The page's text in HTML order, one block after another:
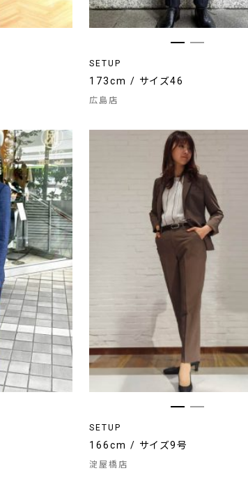
SETUP
173cm / サイズ46
広島店
SETUP
166cm / サイズ9号
淀屋橋店